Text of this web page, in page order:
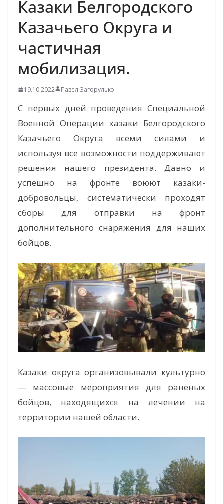
Казаки Белгородского
Казачьего Округа и
частичная
мобилизация.
19.10.2022 Павел Загорулько
С первых дней проведения Специальной
Военной Операции казаки Белгородского
Казачьего Округа всеми силами и
используя все возможности поддерживают
решения нашего президента. Давно и
успешно на фронте воюют казаки-
добровольцы, систематически проходят
сборы для отправки на фронт
дополнительного снаряжения для наших
бойцов.
Казаки округа организовывали культурно
— массовые мероприятия для раненых
бойцов, находящихся на лечении на
территории нашей области.